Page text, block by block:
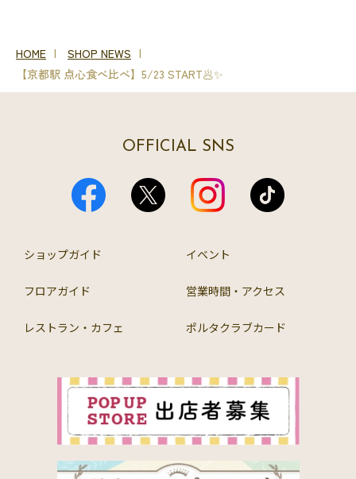
HOME
SHOP NEWS
【京都駅 点心食べ比べ】5/23 START🥟✨
OFFICIAL SNS
ショップガイド イベント
フロアガイド 営業時間・アクセス
レストラン・カフェ ポルタクラブカード